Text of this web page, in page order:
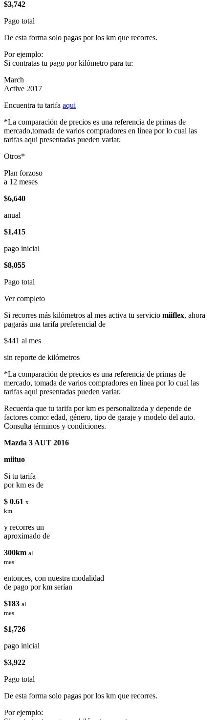
$3,742
Pago total
De esta forma solo pagas por los km que recorres.
Por ejemplo:
Si contratas tu pago por kilómetro para tu:
March
Active 2017
Encuentra tu tarifa aqui
*La comparación de precios es una referencia de primas de
mercado,tomada de varios compradores en línea por lo cual las
tarifas aqui presentadas pueden variar.
Otros*
Plan forzoso
a 12 meses
$6,640
anual
$1,415
pago inicial
$8,055
Pago total
Ver completo
Si recorres más kilómetros al mes activa tu servicio miiflex, ahora
pagarás una tarifa preferencial de
$441 al mes
sin reporte de kilómetros
*La comparación de precios es una referencia de primas de
mercado, tomada de varios compradores en línea por lo cual las
tarifas aqui presentadas pueden variar.
Recuerda que tu tarifa por km es personalizada y depende de
factores como: edad, género, tipo de garaje y modelo del auto.
Consulta términos y condiciones.
Mazda 3 AUT 2016
miituo
Si tu tarifa
por km es de
$ 0.61 x
km
y recorres un
aproximado de
300km al
mes
entonces, con nuestra modalidad
de pago por km serían
$183 al
mes
$1,726
pago inicial
$3,922
Pago total
De esta forma solo pagas por los km que recorres.
Por ejemplo: